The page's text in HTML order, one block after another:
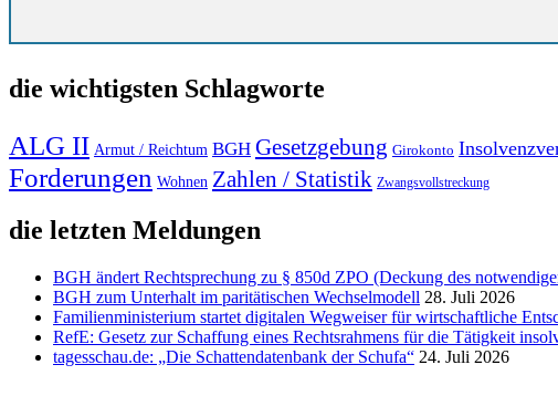
die wichtigsten Schlagworte
ALG II Armut / Reichtum BGH Gesetzgebung Girokonto
Forderungen Wohnen Zahlen / Statistik Zwangsvollstreckung
die letzten Meldungen
BGH ändert Rechtsprechung zu § 850d ZPO (Deckung des
BGH zum Unterhalt im paritätischen Wechselmodell 28. Juli 2026
Familienministerium startet digitalen Wegweiser für wirtschaftliche
RefE: Gesetz zur Schaffung eines Rechtsrahmens für die Tätigkeit
tagesschau.de: „Die Schattendatenbank der Schufa“ 24. Juli 2026